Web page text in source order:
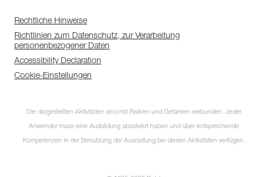
Rechtliche Hinweise
Richtlinien zum Datenschutz, zur Verarbeitung
personenbezogener Daten
Accessibility Declaration
Cookie-Einstellungen
Die dargestellten Aktivitäten sind mit Risiken und Gefahren verbunden. Jeder
Anwender muss eine Ausbildung absolviert haben und über entsprechende
Kompetenzen in der Benutzung der Ausrüstung bei diesen Aktivitäten verfügen.